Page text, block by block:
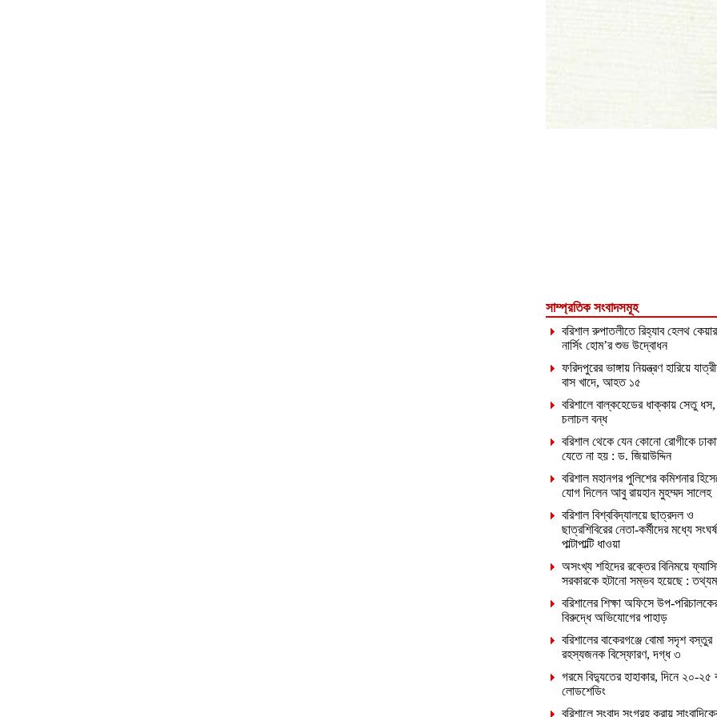
সাম্প্রতিক সংবাদসমূহ
বরিশাল রুপাতলীতে রিহ্যাব হেলথ
নার্সিং হোম’র শুভ উদ্বোধন
ফরিদপুরের ভাঙ্গায় নিয়ন্ত্রণ হারিয়ে
বাস খাদে, আহত ১৫
বরিশালে বাল্কহেডের ধাক্কায় সেতু ধস,
চলাচল বন্ধ
বরিশাল থেকে যেন কোনো রোগীকে
যেতে না হয় : ড. জিয়াউদ্দিন
বরিশাল মহানগর পুলিশের কমিশনার
যোগ দিলেন আবু রায়হান মুহম্মদ সালেহ
বরিশাল বিশ্ববিদ্যালয়ে ছাত্রদল ও
ছাত্রশিবিরের নেতা-কর্মীদের মধ্যে
পাল্টাপাল্টি ধাওয়া
অসংখ্য শহিদের রক্তের বিনিময়ে
সরকারকে হটানো সম্ভব হয়েছে :
বরিশালের শিক্ষা অফিসে উপ-
বিরুদ্ধে অভিযোগের পাহাড়
বরিশালের বাকেরগঞ্জে বোমা সদৃশ বস্তুর
রহস্যজনক বিস্ফোরণ, দগ্ধ ৩
গরমে বিদ্যুতের হাহাকার, দিনে ২০-২৫
লোডশেডিং
বরিশালে সংবাদ সংগ্রহ করায়